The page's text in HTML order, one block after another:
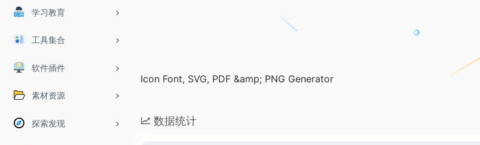
学习教育
工具集合
软件插件
素材资源
探索发现
Icon Font, SVG, PDF &amp; PNG Generator
数据统计